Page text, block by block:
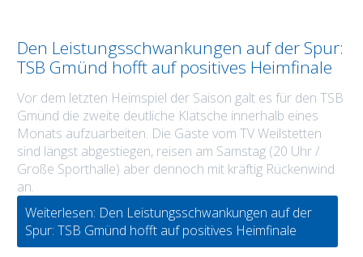
Den Leistungsschwankungen auf der Spur:
TSB Gmünd hofft auf positives Heimfinale
Vor dem letzten Heimspiel der Saison galt es für den TSB
Gmünd die zweite deutliche Klatsche innerhalb eines
Monats aufzuarbeiten. Die Gäste vom TV Weilstetten
sind längst abgestiegen, reisen am Samstag (20 Uhr /
Große Sporthalle) aber dennoch mit kräftig Rückenwind
an.
Weiterlesen: Den Leistungsschwankungen auf der
Spur: TSB Gmünd hofft auf positives Heimfinale